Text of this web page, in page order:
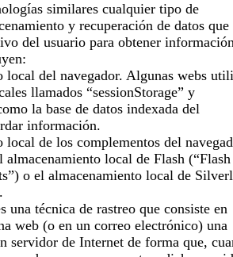
similares cualquier tipo de
y recuperación de datos que
del usuario para obtener
local del navegador. Algunas webs
llamados “sessionStorage” y
la base de datos indexada del
información.
local de los complementos del
local de Flash (“Flash
o el almacenamiento local de
una técnica de rastreo que consiste en
web (o en un correo electrónico) una
servidor de Internet de forma que,